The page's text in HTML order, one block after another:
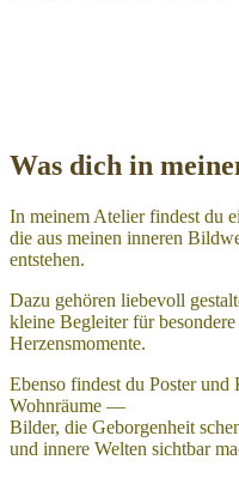
Was dich in
In meinem Atelier findest du
die aus meinen inneren
entstehen.
Dazu gehören liebevoll
kleine Begleiter für
Herzensmomente.
Ebenso findest du Poster
Wohnräume —
Bilder, die Geborgenheit
und innere Welten sichtbar